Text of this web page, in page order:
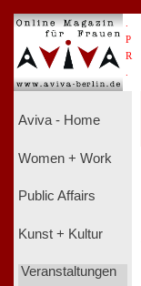
P
R
Aviva - Home
Women + Work
Public Affairs
Kunst + Kultur
Veranstaltungen